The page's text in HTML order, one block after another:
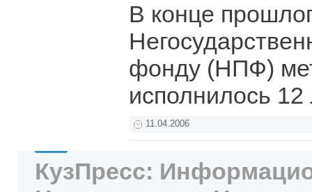
В конце
фонду (НПФ)
исполнилось 12
11.04.2006
КузПресс: